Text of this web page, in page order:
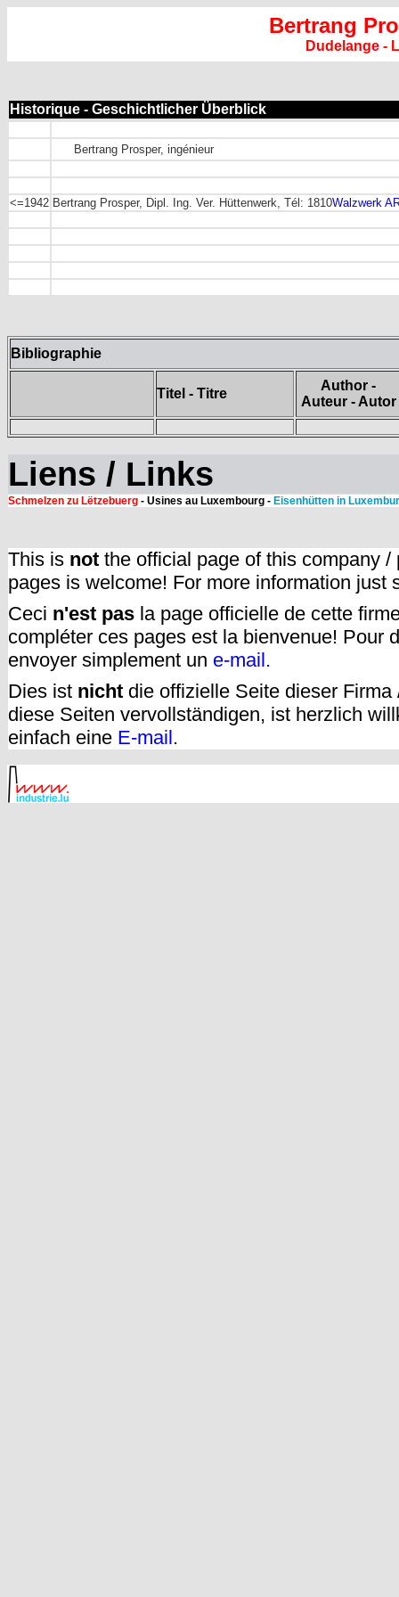
Bertrang
Dudelange -
Historique - Geschichtlicher Überblick
Bertrang Prosper, ingénieur
<=1942 Bertrang Prosper, Dipl. Ing. Ver. Hüttenwerk, Tél: 1810Walzwerk
Bibliographie
Titel - Titre
Author -
Auteur - Autor
Liens / Links
Schmelzen zu Lëtzebuerg - Usines au Luxembourg - Eisenhütten in
This is not the official page of this company
pages is welcome! For more information just
Ceci n'est pas la page officielle de cette
compléter ces pages est la bienvenue! Pour
envoyer simplement un e-mail.
Dies ist nicht die offizielle Seite dieser
diese Seiten vervollständigen, ist herzlich
einfach eine E-mail .